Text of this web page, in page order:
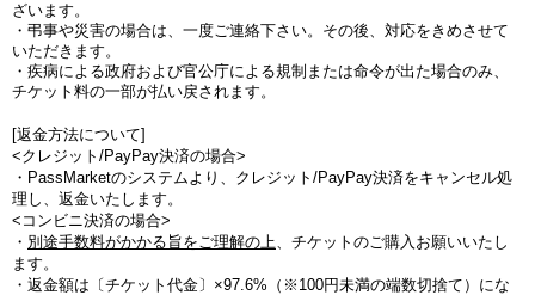
ざいます。
・弔事や災害の場合は、一度ご連絡下さい。その後、対応をきめさせて
いただきます。
・疾病による政府および官公庁による規制または命令が出た場合のみ、
チケット料の一部が払い戻されます。
[返金方法について]
<クレジット/PayPay決済の場合>
・PassMarketのシステムより、クレジット/PayPay決済をキャンセル処
理し、返金いたします。
<コンビニ決済の場合>
・ 別途手数料がかかる旨をご理解の上、チケットのご購入お願いいたし
ます。
・ 返金額は〔チケット代金〕×97.6%（※100円未満の端数切捨て ）にな